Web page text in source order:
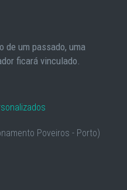
de um passado, uma
ficará vinculado.
Poveiros - Porto)